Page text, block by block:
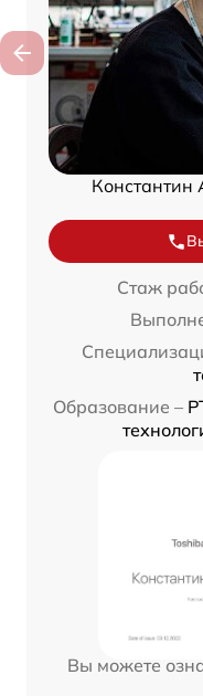
Константин
Стаж
Образование –
Вы можете